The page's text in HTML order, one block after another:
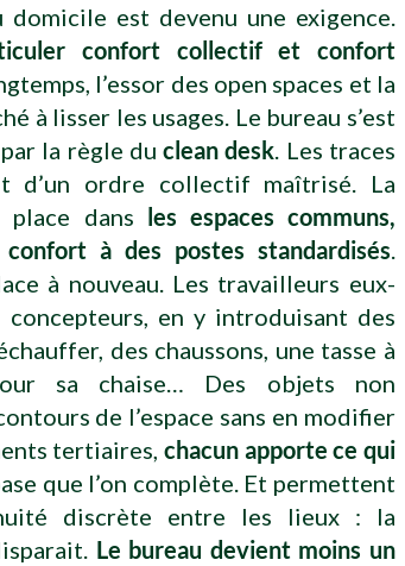
est devenu une exigence.
confort collectif et confort
l’essor des open spaces et la
à lisser les usages. Le bureau s’est
la règle duclean desk . Les traces
d’un ordre collectif maîtrisé. La
dans les espaces communs,
à des postes standardisés
à nouveau. Les travailleurs eux-
en y introduisant des
des chaussons, une tasse à
sa chaise… Des objets non
de l’espace sans en modifier
tertiaires,chacun apporte ce qui
que l’on complète. Et permettent
discrète entre les lieux : la
Le bureau devient moins un